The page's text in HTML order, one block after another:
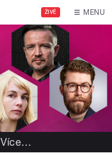
ŽIVĚ MENU
Více…